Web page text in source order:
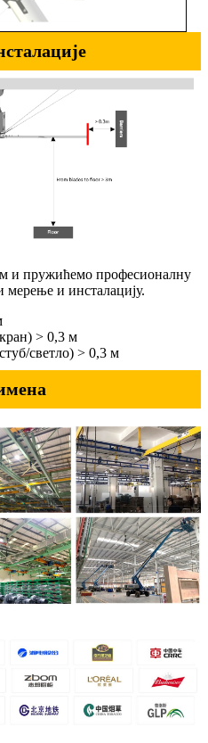
и пружићемо професионалну
мерење и инсталацију.
> 0,3 м
светло) > 0,3 м